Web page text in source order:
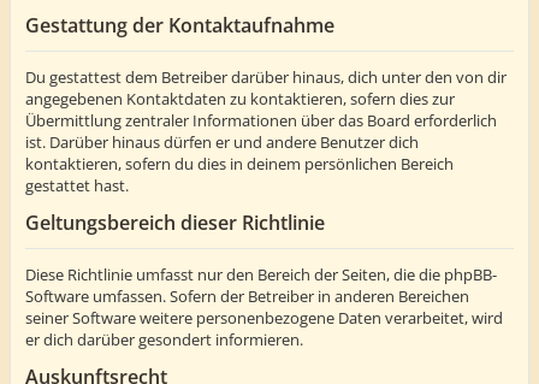
Gestattung der Kontaktaufnahme
Du gestattest dem Betreiber darüber hinaus, dich unter den von dir
angegebenen Kontaktdaten zu kontaktieren, sofern dies zur
Übermittlung zentraler Informationen über das Board erforderlich
ist. Darüber hinaus dürfen er und andere Benutzer dich
kontaktieren, sofern du dies in deinem persönlichen Bereich
gestattet hast.
Geltungsbereich dieser Richtlinie
Diese Richtlinie umfasst nur den Bereich der Seiten, die die phpBB-
Software umfassen. Sofern der Betreiber in anderen Bereichen
seiner Software weitere personenbezogene Daten verarbeitet, wird
er dich darüber gesondert informieren.
Auskunftsrecht